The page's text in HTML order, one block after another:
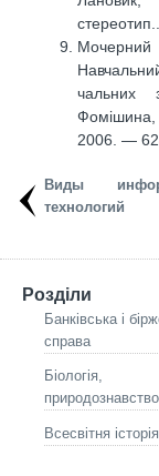
Мочерний
чальних
2006. —
Виды
технологий
Розділи
Банківська і
справа
Біологія,
природознавство
Всесвітня історія